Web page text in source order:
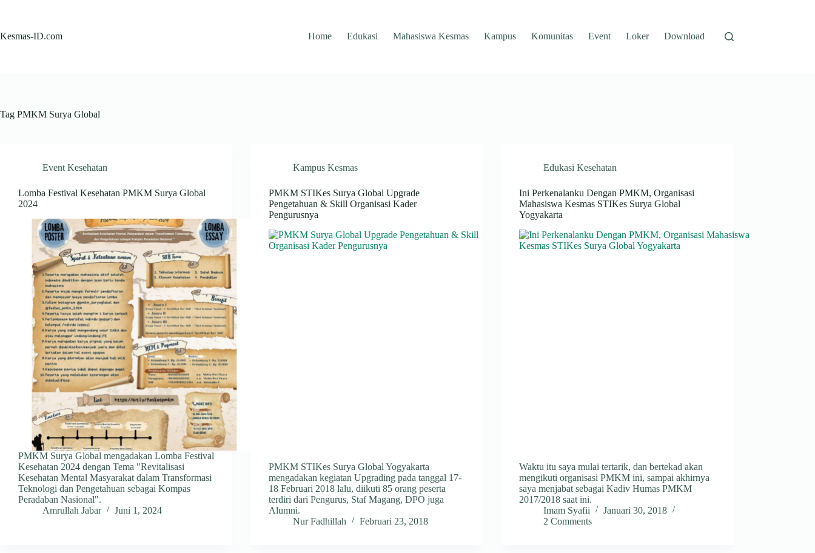
Kesmas-ID.com
Home Edukasi Mahasiswa Kesmas Kampus Komunitas Event Loker Download
Tag PMKM Surya Global
Event Kesehatan
Lomba Festival Kesehatan PMKM Surya Global
2024
PMKM Surya Global mengadakan Lomba Festival
Kesehatan 2024 dengan Tema "Revitalisasi
Kesehatan Mental Masyarakat dalam Transformasi
Teknologi dan Pengetahuan sebagai Kompas
Peradaban Nasional".
Amrullah Jabar
Juni 1, 2024
Kampus Kesmas
PMKM STIKes Surya Global Upgrade
Pengetahuan & Skill Organisasi Kader
Pengurusnya
PMKM STIKes Surya Global Yogyakarta
mengadakan kegiatan Upgrading pada tanggal 17-
18 Februari 2018 lalu, diikuti 85 orang peserta
terdiri dari Pengurus, Staf Magang, DPO juga
Alumni.
Nur Fadhillah
Februari 23, 2018
Edukasi Kesehatan
Ini Perkenalanku Dengan PMKM, Organisasi
Mahasiswa Kesmas STIKes Surya Global
Yogyakarta
Waktu itu saya mulai tertarik, dan bertekad akan
mengikuti organisasi PMKM ini, sampai akhirnya
saya menjabat sebagai Kadiv Humas PMKM
2017/2018 saat ini.
Imam Syafii
Januari 30, 2018
2 Comments